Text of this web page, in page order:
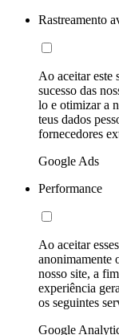
Rastreamento
Ao aceitar este
sucesso das
lo e otimizar a
teus dados
fornecedores
Google Ads
Performance
Ao aceitar
anonimamente
nosso site, a
experiência
os seguintes
Google